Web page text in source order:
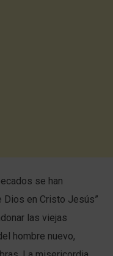
se han
Dios en Cristo Jesús”
las viejas
hombre nuevo,